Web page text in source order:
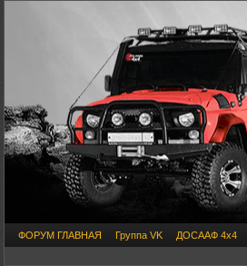
ФОРУМ ГЛАВНАЯ Группа VK ДОСААФ 4х4